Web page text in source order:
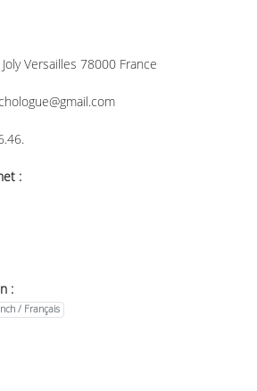
Versailles 78000 France
:
:
/ Français